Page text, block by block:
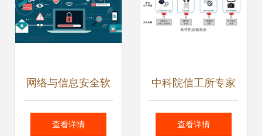
网络与信息安全软
件开发 携手织密护
查看详情
中科院信工所专家
确保软件供应链安
查看详情